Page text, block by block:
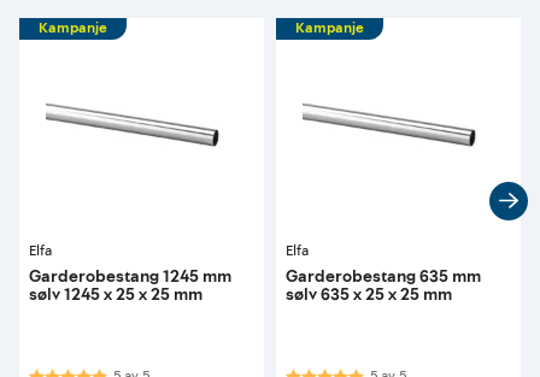
Kampanje
Elfa
Garderobestang 1245 mm
sølv 1245 x 25 x 25 mm
Kampanje
Elfa
Garderobestang 635 mm
sølv 635 x 25 x 25 mm